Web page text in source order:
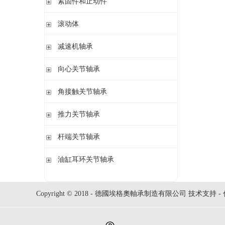
立式轴承座S30,剖分适用于带紧定套的圆锥孔调心滚子轴承
立式轴承座LOE,剖分用于圆柱孔调心滚子轴承
立式轴承座LOE,剖分适用于带紧定套的圆锥孔调心滚子轴承
立式轴承座BND,非剖分适用于调心滚子轴承
带法兰的轴承座F5,非剖分用于带紧定套的圆锥孔轴承
紧定套
锁紧螺母
止动垫圈
止动卡板
滚动体
钢球
减速机轴承
无外圈满装圆柱滚子轴承 RSL系列
外球面满滚子轴承 SL05,SL06 系列
双列满装圆柱滚子轴承 SL1849系列
单列满装圆柱滚子轴承 SL1830 系列
向心关节轴承
向心关节轴承
角接触关节轴承
角接触关节轴承
推力关节轴承
推力关节轴承
杆端关节轴承
杆端关节轴承
油缸耳环关节轴承
Copyright © 2018 - 德國埃格奧軸承制造有限公司 技术支持 -